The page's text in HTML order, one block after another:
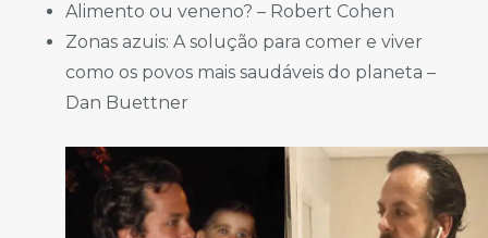
Alimento ou veneno? – Robert Cohen
Zonas azuis: A solução para comer e viver
como os povos mais saudáveis do planeta –
Dan Buettner